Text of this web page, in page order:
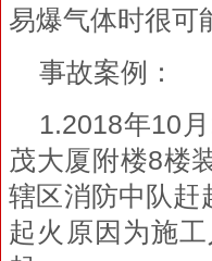
易爆气体时很可
事故案例：
1.2018年10
茂大厦附楼8楼
辖区消防中队赶
起火原因为施